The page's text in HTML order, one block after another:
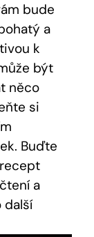
bude
a⁢
k
být
něco
si
Buďte
a
další